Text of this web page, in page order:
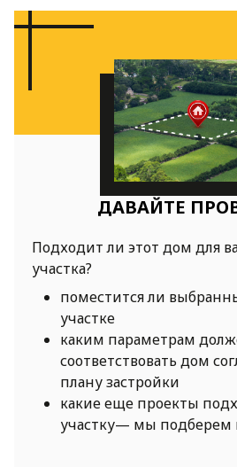
ДАВАЙТЕ
Подходит ли этот дом для
участка?
поместится ли
участке
каким параметрам
соответствовать дом
плану застройки
какие еще проекты
участку— мы подберем